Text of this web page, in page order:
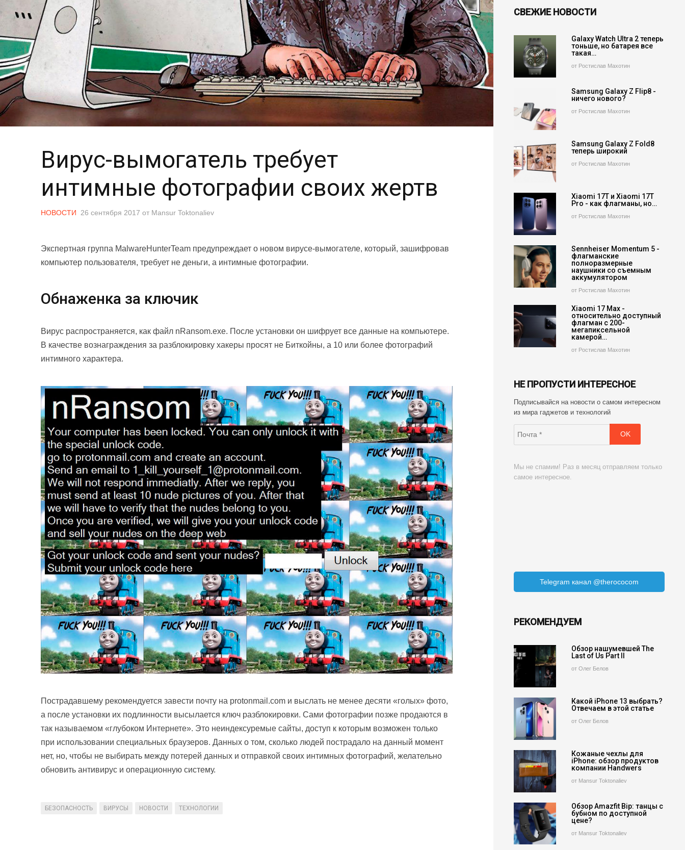
Вирус-вымогатель требует
интимные фотографии своих жертв
НОВОСТИ 26 сентября 2017 от Mansur Toktonaliev
Экспертная группа MalwareHunterTeam предупреждает о новом вирусе-вымогателе, который, зашифровав
компьютер пользователя, требует не деньги, а интимные фотографии.
Обнаженка за ключик
Вирус распространяется, как файл nRansom.exe. После установки он шифрует все данные на компьютере.
В качестве вознаграждения за разблокировку хакеры просят не Биткойны, а 10 или более фотографий
интимного характера.
Пострадавшему рекомендуется завести почту на protonmail.com и выслать не менее десяти «голых» фото,
а после установки их подлинности высылается ключ разблокировки. Сами фотографии позже продаются в
так называемом «глубоком Интернете». Это неиндексуремые сайты, доступ к которым возможен только
при использовании специальных браузеров. Данных о том, сколько людей пострадало на данный момент
нет, но, чтобы не выбирать между потерей данных и отправкой своих интимных фотографий, желательно
обновить антивирус и операционную систему.
БЕЗОПАСНОСТЬ ВИРУСЫ НОВОСТИ ТЕХНОЛОГИИ
СВЕЖИЕ НОВОСТИ
Galaxy Watch Ultra 2 теперь
тоньше, но батарея все
такая…
от Ростислав Махотин
Samsung Galaxy Z Flip8 -
ничего нового?
от Ростислав Махотин
Samsung Galaxy Z Fold8
теперь широкий
от Ростислав Махотин
Xiaomi 17T и Xiaomi 17T
Pro - как флагманы, но…
от Ростислав Махотин
Sennheiser Momentum 5 -
флагманские
полноразмерные
наушники со съемным
аккумулятором
от Ростислав Махотин
Xiaomi 17 Max -
относительно доступный
флагман с 200-
мегапиксельной
камерой…
от Ростислав Махотин
НЕ ПРОПУСТИ ИНТЕРЕСНОЕ
Подписывайся на новости о самом интересном
из мира гаджетов и технологий
Мы не спамим! Раз в месяц отправляем только
самое интересное.
Telegram канал @therococom
РЕКОМЕНДУЕМ
Обзор нашумевшей The
Last of Us Part II
от Олег Белов
Какой iPhone 13 выбрать?
Отвечаем в этой статье
от Олег Белов
Кожаные чехлы для
iPhone: обзор продуктов
компании Handwers
от Mansur Toktonaliev
Обзор Amazfit Bip: танцы с
бубном по доступной
цене?
от Mansur Toktonaliev